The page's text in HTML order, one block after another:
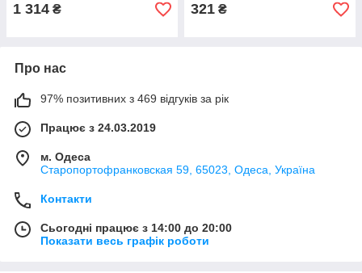
1 314 ₴ 321 ₴
Про нас
97% позитивних з 469 відгуків за рік
Працює з 24.03.2019
м. Одеса
Старопортофранковская 59, 65023, Одеса, Україна
Контакти
Сьогодні працює з 14:00 до 20:00
Показати весь графік роботи